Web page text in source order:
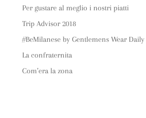
Per gustare al meglio i nostri piatti
Trip Advisor 2018
#BeMilanese by Gentlemens Wear Daily
La confraternita
Com’era la zona